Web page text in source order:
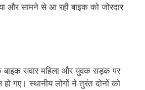
और सामने से आ रही बाइक को जोरदार
बाइक सवार महिला और युवक सड़क पर
गए। स्थानीय लोगों ने तुरंत दोनों को